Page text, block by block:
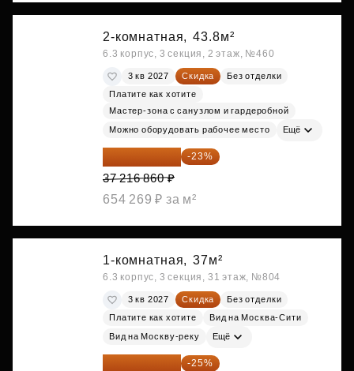
2-комнатная, 43.8м²
6.3 корпус, 3 секция, 2 этаж, №460
3 кв 2027 Скидка
Без отделки
Платите как хотите
Мастер-зона с санузлом и гардеробной
Можно оборудовать рабочее место Ещё
28 656 982 ₽ -23%
37 216 860 ₽
654 269 ₽ за м²
1-комнатная, 37м²
6.3 корпус, 3 секция, 31 этаж, №804
3 кв 2027 Скидка
Без отделки
Платите как хотите
Вид на Москва-Сити
Вид на Москву-реку Ещё
28 837 800 ₽ -25%